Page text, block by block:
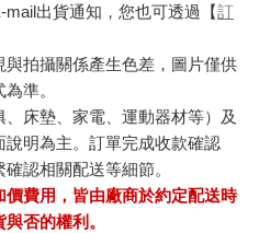
出貨通知，您也可透過【訂
拍攝關係產生色差，圖片僅供
準。
床墊、家電、運動器材等）及
明為主。訂單完成收款確認
認相關配送等細節。
費用，皆由廠商於約定配送時
否的權利。